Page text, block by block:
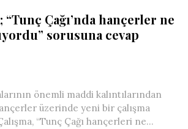
“Tunç Çağı’nda hançerler ne
sorusuna cevap
önemli maddi kalıntılarından
üzerinde yeni bir çalışma
“Tunç Çağı hançerleri ne...